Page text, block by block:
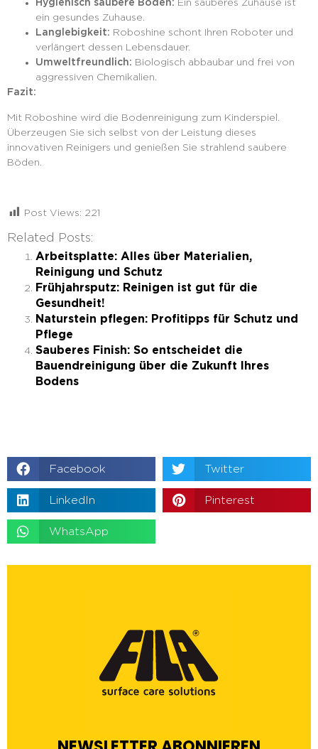
Hygienisch saubere Böden: Ein sauberes Zuhause ist
ein gesundes Zuhause.
Langlebigkeit: Roboshine schont Ihren Roboter und
verlängert dessen Lebensdauer.
Umweltfreundlich: Biologisch abbaubar und frei von
aggressiven Chemikalien.
Fazit:
Mit Roboshine wird die Bodenreinigung zum Kinderspiel.
Überzeugen Sie sich selbst von der Leistung dieses
innovativen Reinigers und genießen Sie strahlend saubere
Böden.
Post Views: 221
Related Posts:
Arbeitsplatte: Alles über Materialien,
Reinigung und Schutz
Frühjahrsputz: Reinigen ist gut für die
Gesundheit!
Naturstein pflegen: Profitipps für Schutz und
Pflege
Sauberes Finish: So entscheidet die
Bauendreinigung über die Zukunft Ihres
Bodens
Facebook Twitter
LinkedIn Pinterest
WhatsApp